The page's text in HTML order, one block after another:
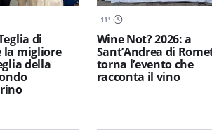
di
la migliore
della
11'
Wine Not? 2026: a
Sant’Andrea di
torna l’evento che
racconta il vino